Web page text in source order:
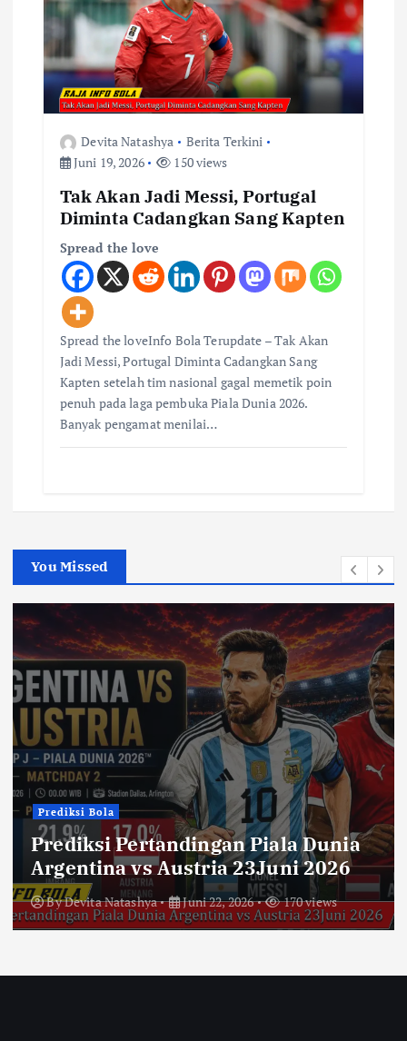
Devita Natashya
Berita Terkini
Juni 19, 2026
150 views
Tak Akan Jadi Messi, Portugal
Diminta Cadangkan Sang Kapten
Spread the love
Spread the loveInfo Bola Terupdate – Tak Akan
Jadi Messi, Portugal Diminta Cadangkan Sang
Kapten setelah tim nasional gagal memetik poin
penuh pada laga pembuka Piala Dunia 2026.
Banyak pengamat menilai…
You Missed
Prediksi Bola
Prediksi Pertandingan Piala Dunia
Argentina vs Austria 23Juni 2026
ByDevita Natashya Juni 22, 2026 170 views